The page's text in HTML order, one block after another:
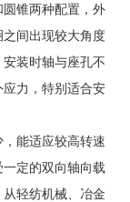
锥两种配置，外
间出现较大角度
装时轴与座孔不
力，特别适合安
能适应较高转速
定的双向轴向载
轻纺机械、冶金